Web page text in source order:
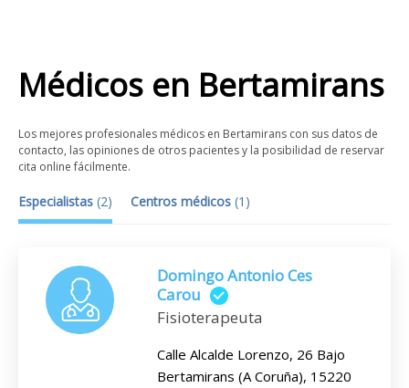
Médicos en Bertamirans
Los mejores profesionales médicos en Bertamirans con sus datos de
contacto, las opiniones de otros pacientes y la posibilidad de reservar
cita online fácilmente.
Especialistas (2) Centros médicos (1 )
Domingo Antonio Ces
Carou
Fisioterapeuta
Calle Alcalde Lorenzo, 26 Bajo
Bertamirans (A Coruña), 15220